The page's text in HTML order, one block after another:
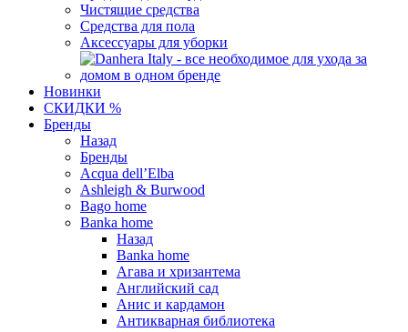
Чистящие средства
Средства для пола
Аксессуары для уборки
Новинки
СКИДКИ %
Бренды
Назад
Бренды
Acqua dell’Elba
Ashleigh & Burwood
Bago home
Banka home
Назад
Banka home
Агава и хризантема
Английский сад
Анис и кардамон
Антикварная библиотека